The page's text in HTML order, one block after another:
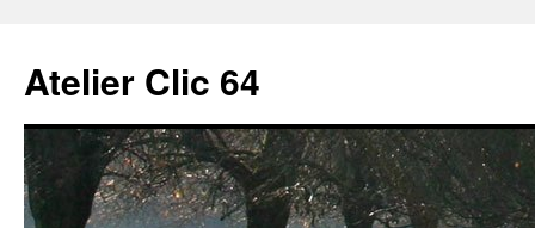
contenu
Atelier Clic 64